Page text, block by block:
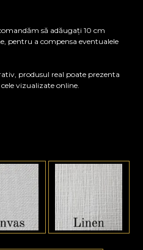
să adăugați 10 cm
pentru a compensa eventualele
produsul real poate prezenta
vizualizate online.